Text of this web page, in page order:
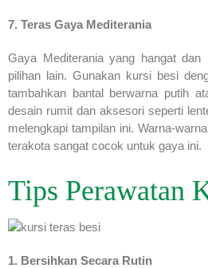
7. Teras Gaya Mediterania
Gaya Mediterania yang hangat dan
pilihan lain. Gunakan kursi besi
tambahkan bantal berwarna putih
desain rumit dan aksesori seperti
melengkapi tampilan ini. Warna-
terakota sangat cocok untuk gaya ini.
Tips Perawatan
1. Bersihkan Secara Rutin